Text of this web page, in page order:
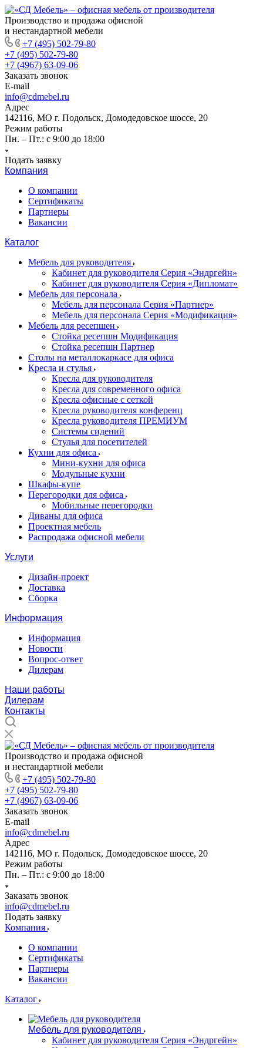
Производство и продажа офисной
и нестандартной мебели
+7 (495) 502-79-80
+7 (495) 502-79-80
+7 (4967) 63-09-06
Заказать звонок
E-mail
info@cdmebel.ru
Адрес
142116, МО г. Подольск, Домодедовское шоссе, 20
Режим работы
Пн. – Пт.: с 9:00 до 18:00
Подать заявку
Компания
О компании
Сертификаты
Партнеры
Вакансии
Каталог
Мебель для руководителя
Кабинет для руководителя Серия «Эндргейн»
Кабинет для руководителя Серия «Дипломат»
Мебель для персонала
Мебель для персонала Серия «Партнер»
Мебель для персонала Серия «Модификация»
Мебель для ресепшен
Стойка ресепшн Модификация
Стойка ресепшн Партнер
Столы на металлокаркасе для офиса
Кресла и стулья
Кресла для руководителя
Кресла для современного офиса
Кресла офисные с сеткой
Кресла руководителя конференц
Кресла руководителя ПРЕМИУМ
Системы сидений
Стулья для посетителей
Кухни для офиса
Мини-кухни для офиса
Модульные кухни
Шкафы-купе
Перегородки для офиса
Мобильные перегородки
Диваны для офиса
Проектная мебель
Распродажа офисной мебели
Услуги
Дизайн-проект
Доставка
Сборка
Информация
Информация
Новости
Вопрос-ответ
Дилерам
Наши работы
Дилерам
Контакты
Производство и продажа офисной
и нестандартной мебели
+7 (495) 502-79-80
+7 (495) 502-79-80
+7 (4967) 63-09-06
Заказать звонок
E-mail
info@cdmebel.ru
Адрес
142116, МО г. Подольск, Домодедовское шоссе, 20
Режим работы
Пн. – Пт.: с 9:00 до 18:00
Заказать звонок
info@cdmebel.ru
Подать заявку
Компания
О компании
Сертификаты
Партнеры
Вакансии
Каталог
Мебель для руководителя
Кабинет для руководителя Серия «Эндргейн»